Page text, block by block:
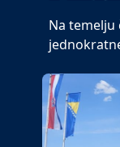
Na temelju